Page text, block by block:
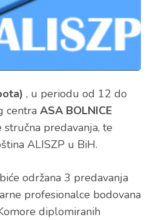
, u periodu od 12 do
centra ASA BOLNICE
stručna predavanja, te
ALISZP u BiH.
održana 3 predavanja
profesionalce bodovana
diplomiranih